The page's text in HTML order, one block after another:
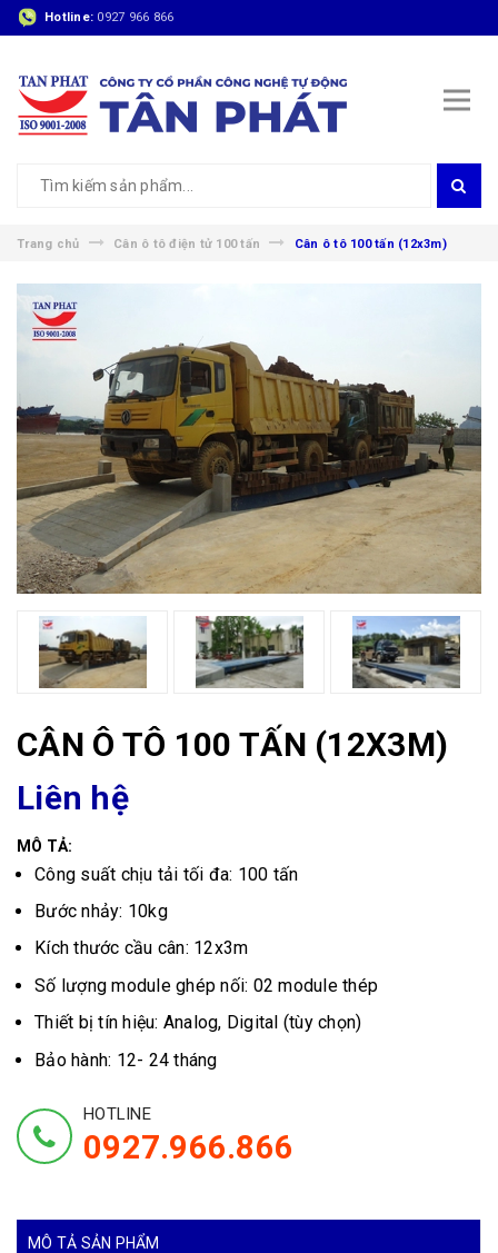
Hotline: 0927 966 866
Trang chủ Cân ô tô điện tử 100 tấn Cân ô tô 100 tấn (12x3m)
CÂN Ô TÔ 100 TẤN (12X3M)
Liên hệ
MÔ TẢ:
Công suất chịu tải tối đa: 100 tấn
Bước nhảy: 10kg
Kích thước cầu cân: 12x3m
Số lượng module ghép nối: 02 module thép
Thiết bị tín hiệu: Analog, Digital (tùy chọn)
Bảo hành: 12- 24 tháng
HOTLINE
0927.966.866
MÔ TẢ SẢN PHẨM